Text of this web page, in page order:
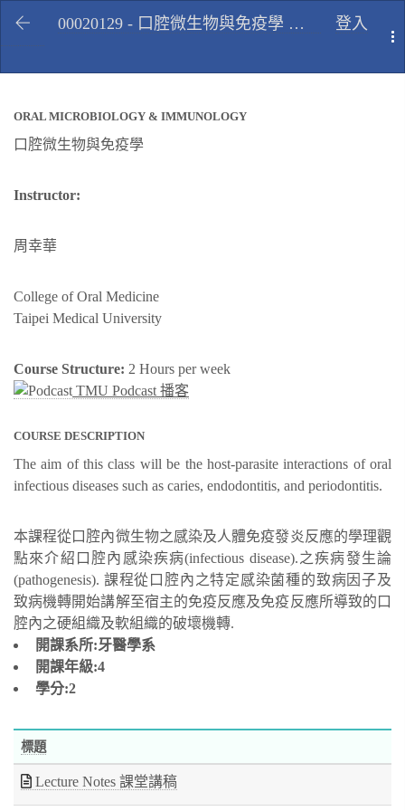
登入
00020129 - 口腔微生物與免疫學 Oral microbiology & immunology, Fall 2009
ORAL MICROBIOLOGY & IMMUNOLOGY
口腔微生物與免疫學
Instructor:
周幸華
College of Oral Medicine
Taipei Medical University
Course Structure: 2 Hours per week
TMU Podcast 播客
COURSE DESCRIPTION
The aim of this class will be the host-parasite interactions of oral
infectious diseases such as caries, endodontitis, and periodontitis.
本課程從口腔內微生物之感染及人體免疫發炎反應的學理觀
點來介紹口腔內感染疾病(infectious disease).之疾病發生論
(pathogenesis). 課程從口腔內之特定感染菌種的致病因子及
致病機轉開始講解至宿主的免疫反應及免疫反應所導致的口
腔內之硬組織及軟組織的破壞機轉.
開課系所:牙醫學系
開課年級:4
學分:2
標題
Lecture Notes 課堂講稿